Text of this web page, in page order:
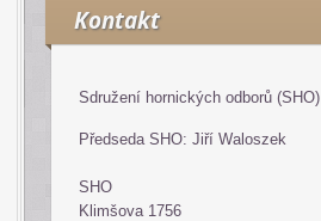
Kontakt
Sdružení hornických odborů (SHO)
Předseda SHO: Jiří Waloszek
SHO
Klimšova 1756